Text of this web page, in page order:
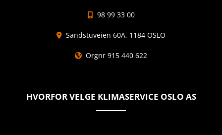
 98 99 33 00
 Sandstuveien 60A, 1184 OSLO
 Orgnr 915 440 622
HVORFOR VELGE KLIMASERVICE OSLO AS